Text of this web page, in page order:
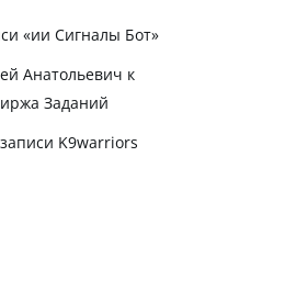
«ии Сигналы Бот»
Анатольевич к
Заданий
K9warriors